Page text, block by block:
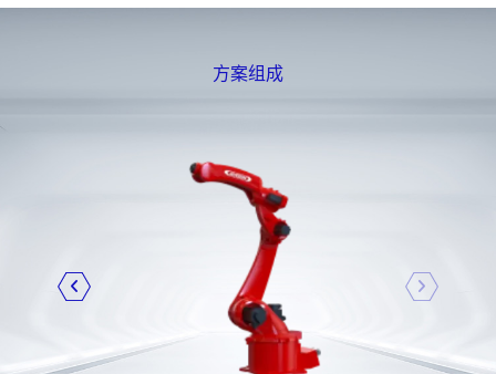
方案组成